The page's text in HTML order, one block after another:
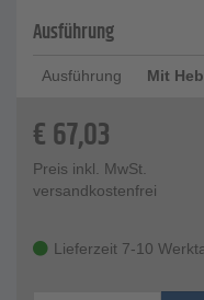
Ausführung
Ausführung Mit
€67,03
Preis inkl. MwSt.
versandkostenfrei
Lieferzeit 7-10